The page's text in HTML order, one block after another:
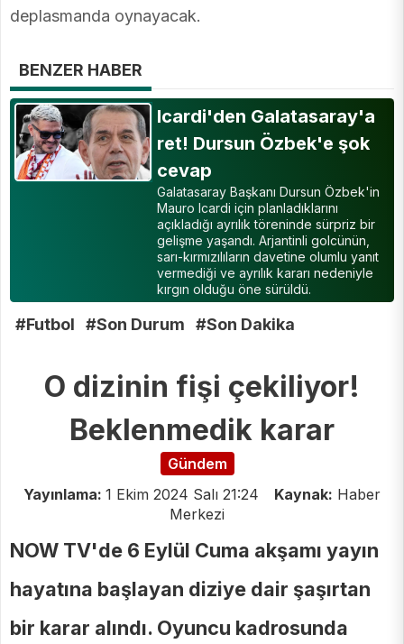
deplasmanda oynayacak.
BENZER HABER
Icardi'den Galatasaray'a
ret! Dursun Özbek'e şok
cevap
Galatasaray Başkanı Dursun Özbek'in
Mauro Icardi için planladıklarını
açıkladığı ayrılık töreninde sürpriz bir
gelişme yaşandı. Arjantinli golcünün,
sarı-kırmızılıların davetine olumlu yanıt
vermediği ve ayrılık kararı nedeniyle
kırgın olduğu öne sürüldü.
#Futbol #Son Durum #Son Dakika
O dizinin fişi çekiliyor!
Beklenmedik karar
Gündem
Yayınlama: 1 Ekim 2024 Salı 21:24 Kaynak: Haber
Merkezi
NOW TV'de 6 Eylül Cuma akşamı yayın
hayatına başlayan diziye dair şaşırtan
bir karar alındı. Oyuncu kadrosunda